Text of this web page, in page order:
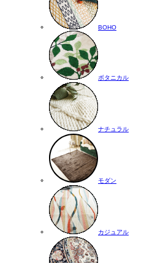
BOHO
ボタニカル
ナチュラル
モダン
カジュアル